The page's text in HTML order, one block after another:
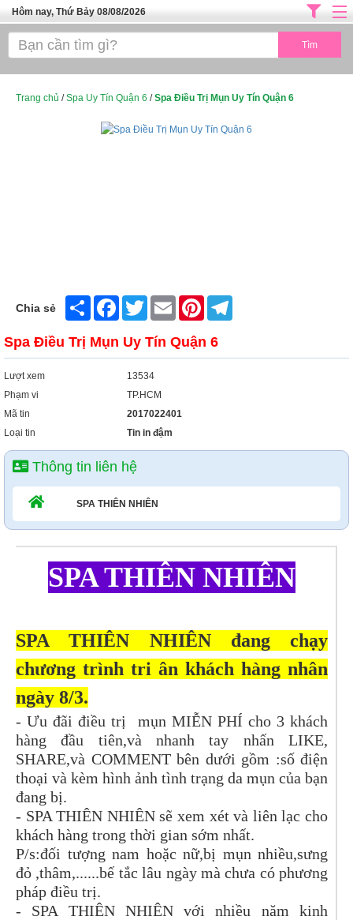
Hôm nay, Thứ Bảy 08/08/2026
Trang chủ
SPA TPHCM
Trang chủ /Spa Uy Tín Quận 6 /Spa Điều Trị Mụn Uy Tín Quận 6
Chia sẻ Share FacebookTwitter Email Pinterest
Spa Điều Trị Mụn Uy Tín Quận 6
Lượt xem
13534
Phạm vi
TP.HCM
Mã tin
2017022401
Loại tin
Tin in đậm
Thông tin liên hệ
SPA THIÊN NHIÊN
SPA THIÊN NHIÊN
SPA THIÊN NHIÊN đang chạy
chương trình tri ân khách hàng nhân
ngày 8/3.
- Ưu đãi điều trị mụn MIỄN PHÍ cho 3 khách
hàng đầu tiên,và nhanh tay nhấn LIKE,
SHARE,và COMMENT bên dưới gồm :số điện
thoại và kèm hình ảnh tình trạng da mụn của bạn
đang bị.
- SPA THIÊN NHIÊN sẽ xem xét và liên lạc cho
khách hàng trong thời gian sớm nhất.
P/s:đối tượng nam hoặc nữ,bị mụn nhiều,sưng
đỏ ,thâm,......bế tắc lâu ngày mà chưa có phương
pháp điều trị.
- SPA THIÊN NHIÊN với nhiều năm kinh